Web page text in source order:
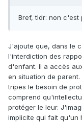
Bref, tldr: non c'est
J'ajoute que, dans le
l'interdiction des
d'enfant. Il a accès
en situation de
tripes le besoin de
comprend
protéger le leur.
implicite qui fait qu'un